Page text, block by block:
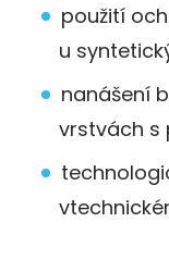
použití
u
nanášení
vrstvách s